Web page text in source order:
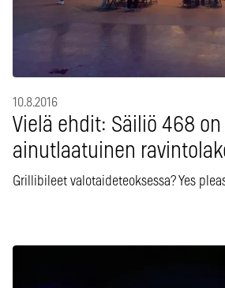
10.8.2016
Vielä ehdit: Säiliö 468 on
ainutlaatuinen
Grillibileet valotaideteoksessa? Yes